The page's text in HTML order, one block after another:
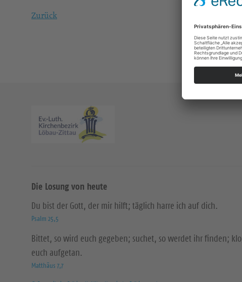
Zurück
Die Losung von heute
Du bist der Gott, der mir hilft; täglich harre ich auf dich.
Psalm 25,5
Bittet, so wird euch gegeben; suchet, so werdet ihr finden;
euch aufgetan.
Matthäus 7,7